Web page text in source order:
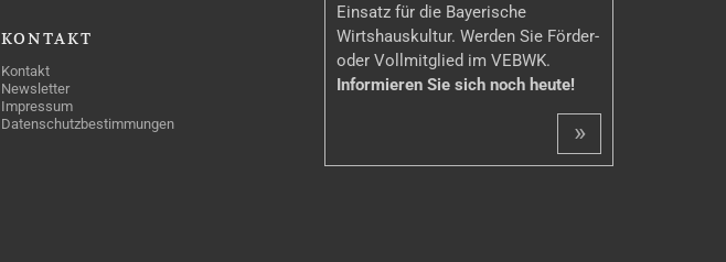
KONTAKT
Kontakt
Newsletter
Impressum
Datenschutzbestimmungen
Einsatz für die Bayerische
Wirtshauskultur. Werden Sie Förder-
oder Vollmitglied im VEBWK.
Informieren Sie sich noch heute!
»